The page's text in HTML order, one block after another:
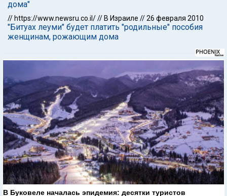
дома"
// https://www.newsru.co.il/// В Израиле //26 февраля 2010
"Битуах леуми" будет платить "родильные" пособия
женщинам, рожающим дома
В Буковеле началась эпидемия: десятки туристов